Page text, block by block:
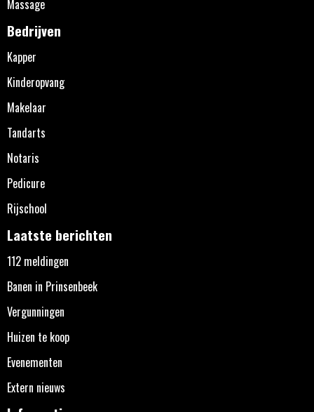
Massage
Bedrijven
Kapper
Kinderopvang
Makelaar
Tandarts
Notaris
Pedicure
Rijschool
Laatste berichten
112 meldingen
Banen in Prinsenbeek
Vergunningen
Huizen te koop
Evenementen
Extern nieuws